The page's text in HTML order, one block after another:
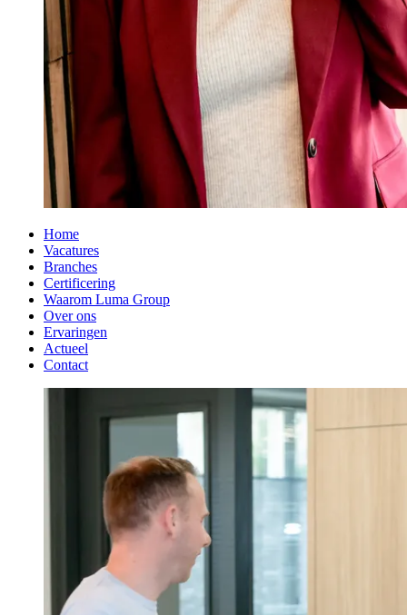
Home
Vacatures
Branches
Certificering
Waarom Luma Group
Over ons
Ervaringen
Actueel
Contact